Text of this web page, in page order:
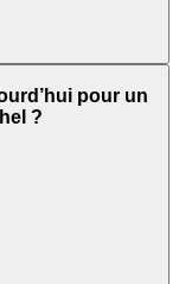
pour un
?